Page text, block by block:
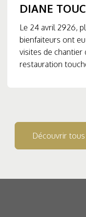
DIANE
Le 24 avril 2926,
bienfaiteurs ont
visites de chantier
restauration
Découvrir